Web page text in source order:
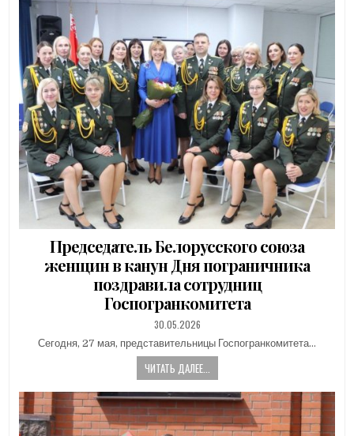
Председатель Белорусского союза
женщин в канун Дня пограничника
поздравила сотрудниц
Госпогранкомитета
PUBLISHED
DATE:
30.05.2026
Сегодня, 27 мая, представительницы Госпогранкомитета…
ЧИТАТЬ ДАЛЕЕ...